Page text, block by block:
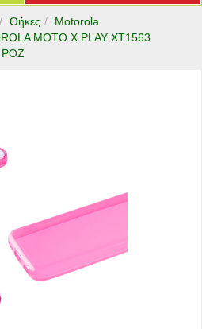
Θήκες
Motorola
MOTO X PLAY XT1563
ΡΟΖ